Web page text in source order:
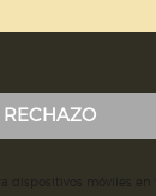
en Google;
de Educación,
RECHAZO